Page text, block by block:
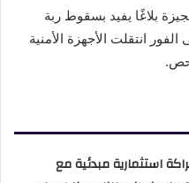
بلاغًا يفيد بسقوط ربة
6 أكتوبر، وعلى الفور انتقلت الأجهزة الأمنية
استثمارية مبدئية مع